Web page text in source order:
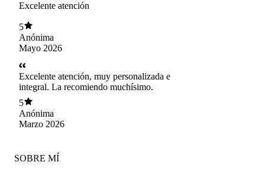
Excelente atención
5
Anónima
Mayo 2026
Excelente atención, muy personalizada e
integral. La recomiendo muchísimo.
5
Anónima
Marzo 2026
SOBRE MÍ